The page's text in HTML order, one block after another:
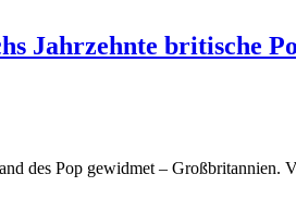
Jahrzehnte britische
des Pop gewidmet – Großbritannien.